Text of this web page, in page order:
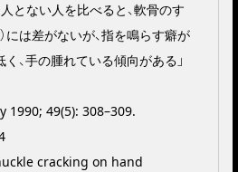
とない人を比べると、軟骨のす
には差がないが、指を鳴らす癖が
、手の腫れている傾向がある」
1990; 49(5): 308–309.
cracking on hand